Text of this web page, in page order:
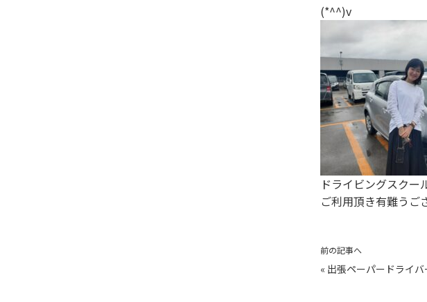
(*^^)v
ドライビングスクー
ご利用頂き有難うご
前の記事へ
« 出張ペーパードライバ